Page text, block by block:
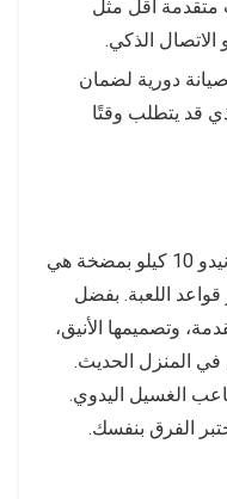
متقدمة أقل مثل
الذكي.
دورية لضمان
قد يتطلب وقتًا
في الختام غسالة فوق اتوماتيك تورنيدو 10 كيلو بمضخة هي
اللعبة. بفضل
وتصميمها الأنيق،
في المنزل الحديث.
الغسيل اليدوي.
الفرق بنفسك.